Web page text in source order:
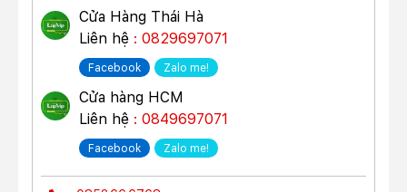
Cửa Hàng Thái Hà
Liên hệ : 0829697071
Facebook Zalo me!
Cửa hàng HCM
Liên hệ : 0849697071
Facebook Zalo me!